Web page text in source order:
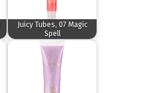
Juicy Tubes, 07 Magic
Spell